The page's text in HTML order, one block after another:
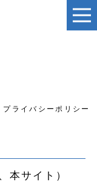
プライバシーポリシー
本サイト）